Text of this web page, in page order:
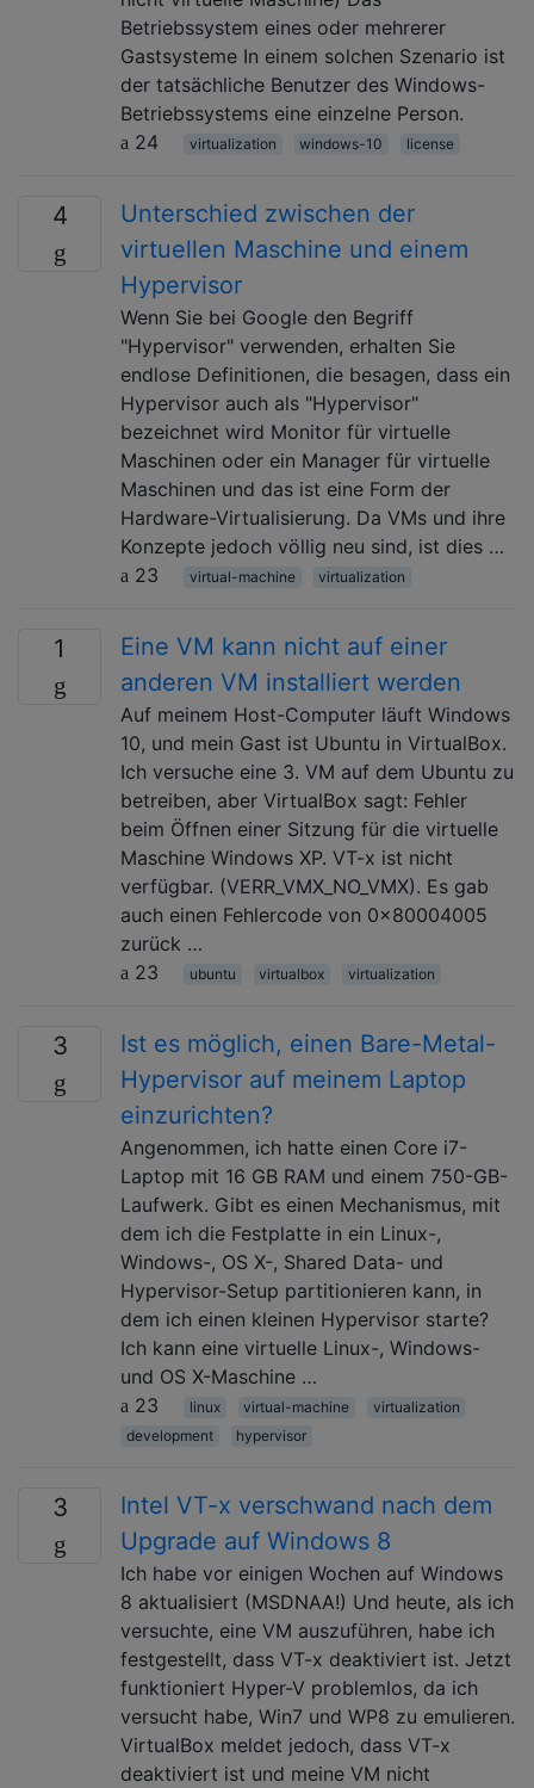
Betriebssystem eines oder mehrerer
Gastsysteme In einem solchen Szenario ist
der tatsächliche Benutzer des Windows-
Betriebssystems eine einzelne Person.
24
virtualization windows-10 license
4
Unterschied zwischen der
virtuellen Maschine und einem
Hypervisor
Wenn Sie bei Google den Begriff
"Hypervisor" verwenden, erhalten Sie
endlose Definitionen, die besagen, dass ein
Hypervisor auch als "Hypervisor"
bezeichnet wird Monitor für virtuelle
Maschinen oder ein Manager für virtuelle
Maschinen und das ist eine Form der
Hardware-Virtualisierung. Da VMs und ihre
Konzepte jedoch völlig neu sind, ist dies …
23
virtual-machine virtualization
1
Eine VM kann nicht auf einer
anderen VM installiert werden
Auf meinem Host-Computer läuft Windows
10, und mein Gast ist Ubuntu in VirtualBox.
Ich versuche eine 3. VM auf dem Ubuntu zu
betreiben, aber VirtualBox sagt: Fehler
beim Öffnen einer Sitzung für die virtuelle
Maschine Windows XP. VT-x ist nicht
verfügbar. (VERR_VMX_NO_VMX). Es gab
auch einen Fehlercode von 0x80004005
zurück …
23
ubuntu virtualbox virtualization
3
Ist es möglich, einen Bare-Metal-
Hypervisor auf meinem Laptop
einzurichten?
Angenommen, ich hatte einen Core i7-
Laptop mit 16 GB RAM und einem 750-GB-
Laufwerk. Gibt es einen Mechanismus, mit
dem ich die Festplatte in ein Linux-,
Windows-, OS X-, Shared Data- und
Hypervisor-Setup partitionieren kann, in
dem ich einen kleinen Hypervisor starte?
Ich kann eine virtuelle Linux-, Windows-
und OS X-Maschine …
23
linux virtual-machine
virtualization
development
hypervisor
3
Intel VT-x verschwand nach dem
Upgrade auf Windows 8
Ich habe vor einigen Wochen auf Windows
8 aktualisiert (MSDNAA!) Und heute, als ich
versuchte, eine VM auszuführen, habe ich
festgestellt, dass VT-x deaktiviert ist. Jetzt
funktioniert Hyper-V problemlos, da ich
versucht habe, Win7 und WP8 zu emulieren.
VirtualBox meldet jedoch, dass VT-x
deaktiviert ist und meine VM nicht